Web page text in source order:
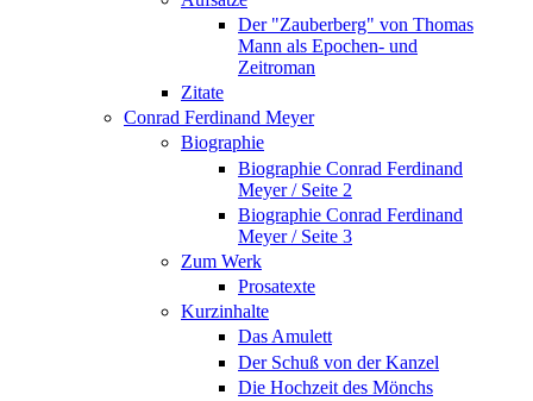
Der "Zauberberg" von Thomas
Mann als Epochen- und
Zeitroman
Zitate
Conrad Ferdinand Meyer
Biographie
Biographie Conrad Ferdinand
Meyer / Seite 2
Biographie Conrad Ferdinand
Meyer / Seite 3
Zum Werk
Prosatexte
Kurzinhalte
Das Amulett
Der Schuß von der Kanzel
Die Hochzeit des Mönchs